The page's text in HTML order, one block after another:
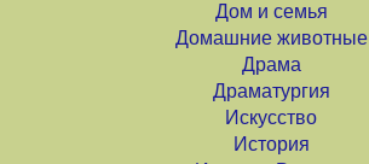
Дом и семья
Домашние животные
Драма
Драматургия
Искусство
История